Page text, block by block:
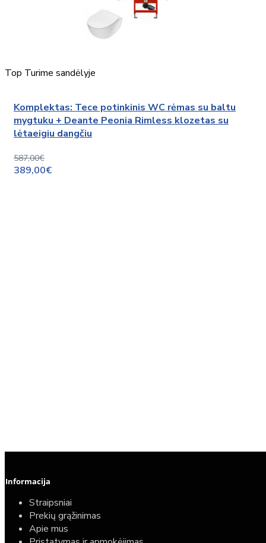
Top Turime sandėlyje
Komplektas: Tece potinkinis WC rėmas su baltu
mygtuku + Deante Peonia Rimless klozetas su
lėtaeigiu dangčiu
587,00€
389,00€
Informacija
Straipsniai
Prekių grąžinimas
Apie mus